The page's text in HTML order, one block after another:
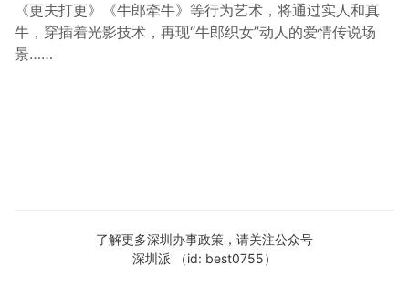
《更夫打更》《牛郎牵牛》等行为艺术，将通过实人和真
牛，穿插着光影技术，再现“牛郎织女”动人的爱情传说场
景……
了解更多深圳办事政策，请关注公众号
深圳派 （id: best0755）